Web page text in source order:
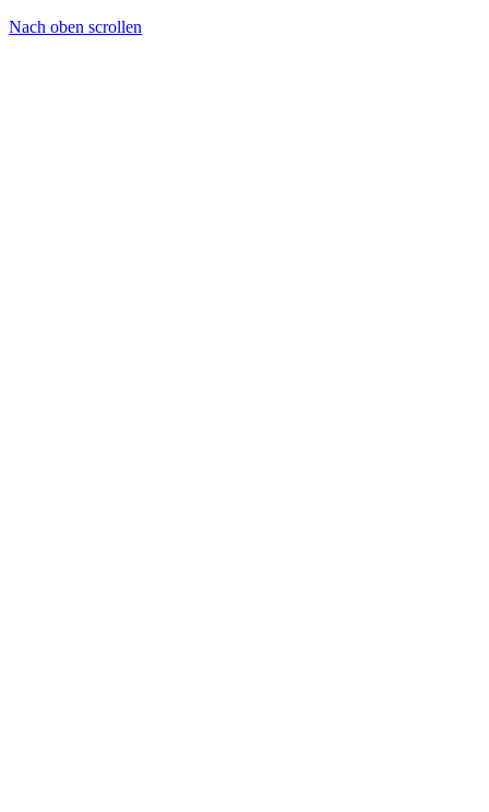
Nach oben scrollen